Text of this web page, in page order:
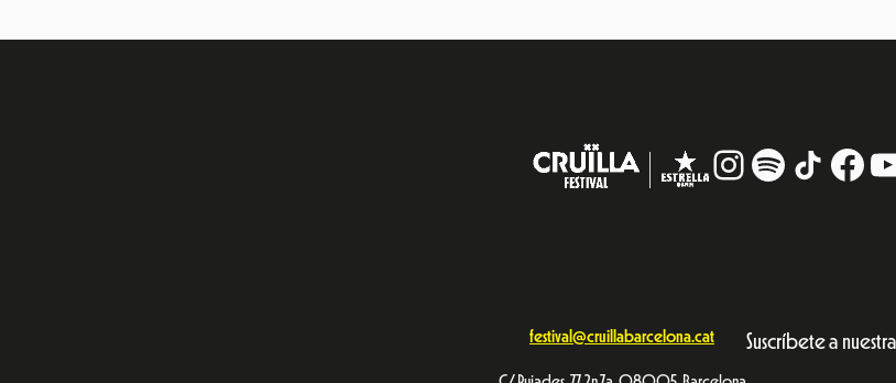
Instagram
# TikTok
festival@cruillabarcelona.cat Suscríbete a